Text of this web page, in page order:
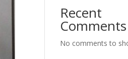
Recent
Comments
No comments to